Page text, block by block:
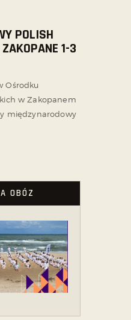
POLISH
1-3
Ośrodku
w Zakopanem
międzynarodowy
OBÓZ